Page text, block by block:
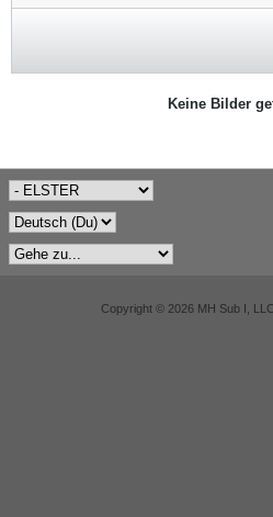
Keine Bilder
Copyright © 2026 MH Sub I,